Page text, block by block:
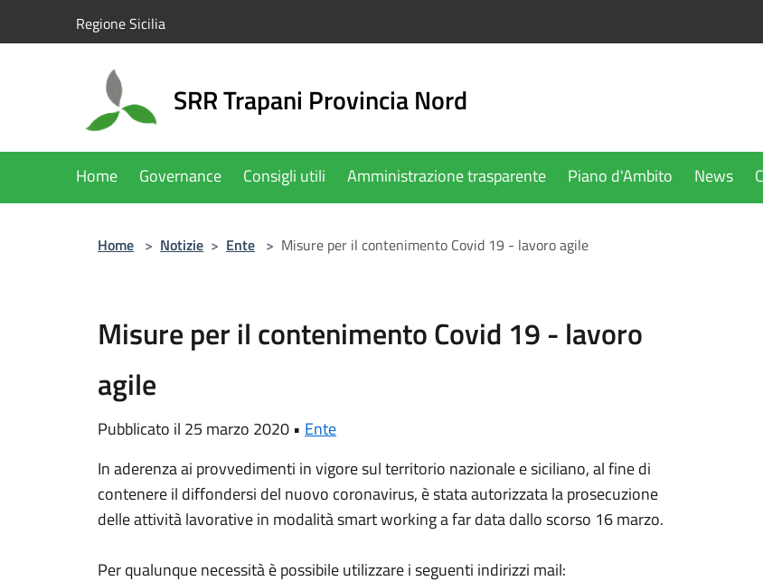
Regione Sicilia
SRR Trapani Provincia Nord
Home Governance Consigli utili Amministrazione trasparente Piano d'Ambito News
Home > Notizie > Ente > Misure per il contenimento Covid 19 - lavoro agile
Misure per il contenimento Covid 19 - lavoro
agile
Pubblicato il 25 marzo 2020 • Ente
In aderenza ai provvedimenti in vigore sul territorio nazionale e siciliano, al fine di
contenere il diffondersi del nuovo coronavirus, è stata autorizzata la prosecuzione
delle attività lavorative in modalità smart working a far data dallo scorso 16 marzo.
Per qualunque necessità è possibile utilizzare i seguenti indirizzi mail: